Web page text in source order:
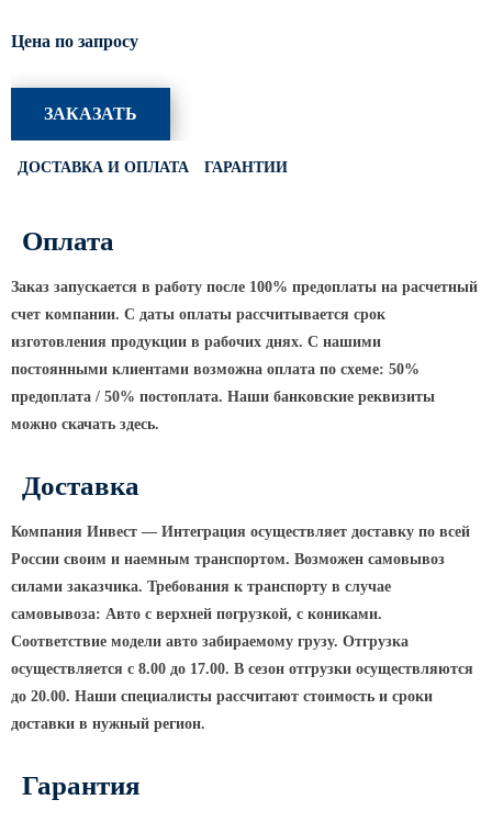
конические опоры освещения
ОСФК Светофорные стойки
Складывающиеся опоры освещения
ОГКС Опоры граненые конические
складывающиеся
ОККС Опоры круглые конические
складывающиеся
ТФГ Опора для контактной сети
фланцевая граненая
Опоры граненые силовые
контактной сети (ОГСКС)
Дорожные металлические рамы
МОГК Молниеотводы гранёные
ВМОН Высокомачтовые опоры со
Цена по запросу
ЗАКАЗАТЬ
ДОСТАВКА И ОПЛАТА ГАРАНТИИ
Оплата
Заказ запускается в работу после 100% предоплаты на расчетный
счет компании. С даты оплаты рассчитывается срок
изготовления продукции в рабочих днях. С нашими
постоянными клиентами возможна оплата по схеме: 50%
предоплата / 50% постоплата. Наши банковские реквизиты
можно скачать здесь.
Доставка
Компания Инвест — Интеграция осуществляет доставку по всей
России своим и наемным транспортом. Возможен самовывоз
силами заказчика. Требования к транспорту в случае
самовывоза: Авто с верхней погрузкой, с кониками.
Соответствие модели авто забираемому грузу. Отгрузка
осуществляется с 8.00 до 17.00. В сезон отгрузки осуществляются
до 20.00. Наши специалисты рассчитают стоимость и сроки
доставки в нужный регион.
Гарантия